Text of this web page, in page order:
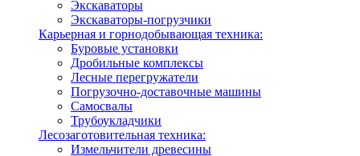
Экскаваторы
Экскаваторы-погрузчики
Карьерная и горнодобывающая техника:
Буровые установки
Дробильные комплексы
Лесные перегружатели
Погрузочно-доставочные машины
Самосвалы
Трубоукладчики
Лесозаготовительная техника:
Измельчители древесины